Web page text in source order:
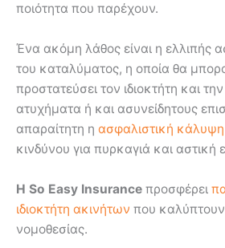
ποιότητα που παρέχουν.
Ένα ακόμη λάθος είναι η ελλιπής
του καταλύματος, η οποία θα
προστατεύσει τον ιδιοκτήτη και
ατυχήματα ή και ασυνείδητους
απαραίτητη η ασφαλιστική κάλυψη
κινδύνου για πυρκαγιά και αστική
Η So Easy Insurance προσφέρει
ιδιοκτήτη ακινήτων που καλύπτουν
νομοθεσίας.